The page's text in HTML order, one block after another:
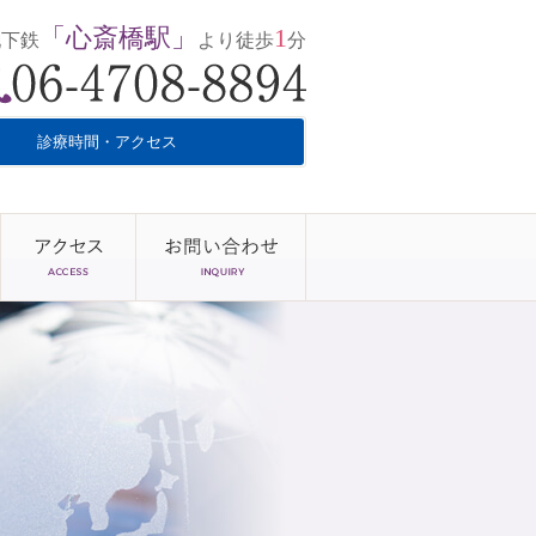
鉄 「心斎橋駅」 より徒歩1分
診療時間・アクセス